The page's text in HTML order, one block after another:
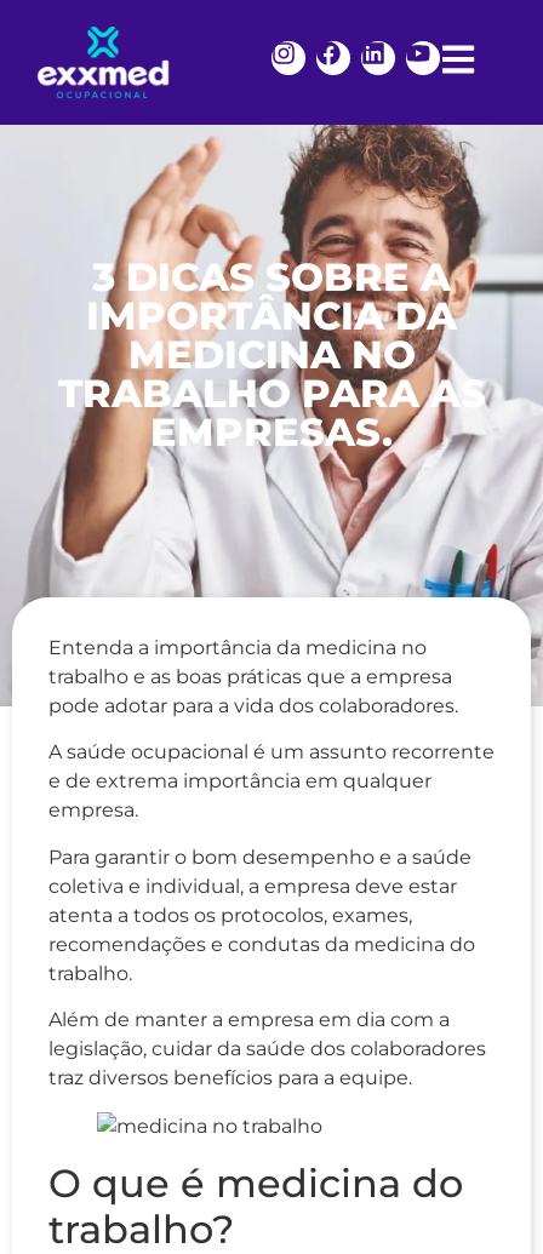
3 DICAS SOBRE A
IMPORTÂNCIA DA
MEDICINA NO
TRABALHO PARA AS
EMPRESAS.
Entenda a importância da medicina no
trabalho e as boas práticas que a empresa
pode adotar para a vida dos colaboradores.
A saúde ocupacional é um assunto recorrente
e de extrema importância em qualquer
empresa.
Para garantir o bom desempenho e a saúde
coletiva e individual, a empresa deve estar
atenta a todos os protocolos, exames,
recomendações e condutas da medicina do
trabalho.
Além de manter a empresa em dia com a
legislação, cuidar da saúde dos colaboradores
traz diversos benefícios para a equipe.
O que é medicina do
trabalho?